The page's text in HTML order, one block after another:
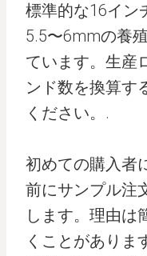
標準的な16イン
5.5〜6mmの養
ています。生産
ンド数を換算す
ください。.
初めての購入者
前にサンプル注
します。理由は
くことがありま